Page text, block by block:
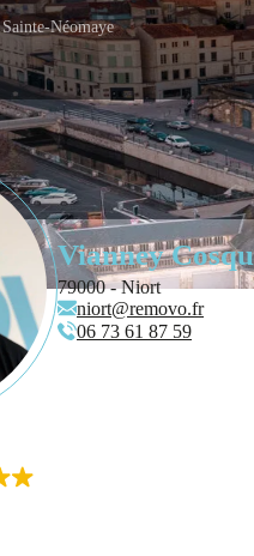
Sainte-Néomaye
Vianney
79000 - Niort
niort@removo.fr
06 73 61 87 59